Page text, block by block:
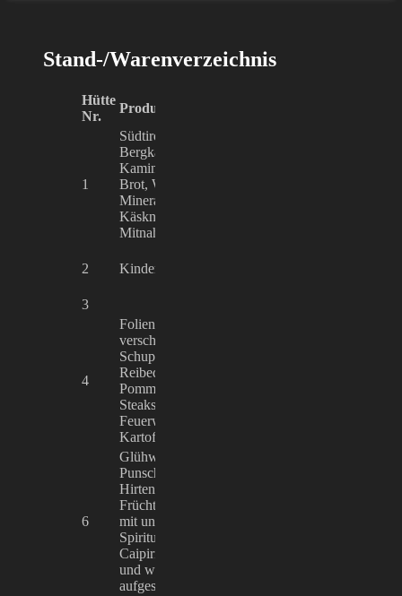
Stand-/Warenverzeichnis
Hütte
Nr.
Produktprogramm
1
Südtiroler Speck, Südtiroler
Bergkäse, Wildwürste,
Kaminwurzen, Hirschwürste,
Brot, Wein rot und weiß,
Mineralwasser, Speck- und
Käsknödel verpackt (nur zur
Mitnahme)
2 Kinderkarussell
3
4
Folienkartoffeln mit
verschiedenen Soßen und Dips,
Schupfnudeln, Bratkartoffeln,
Reibedatschi, Kartoffelecken,
Pommes, Spiralkartoffeln,
Steaksemmel,
Feuerwurstsemmel,
Kartoffelsuppe, Red Bull
6
Glühwein mit und ohne Schuss,
Punsch (rot/weiß), Jagertee,
Hirtentrunk, Feuerzangenbowle,
Früchte- und Kinderpunsch, Tee
mit und ohne Rum, Grog,
Spirituosen, Sprizz, Hot
Caipirinha, Mixgetränke kalt
und warm, u.a. Hugo, Stollen
aufgeschnitten